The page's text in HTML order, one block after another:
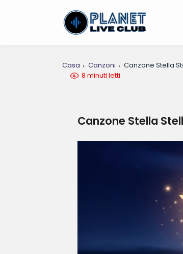
Casa Canzoni
Canzone Stella
8 minuti letti
Canzone Stella